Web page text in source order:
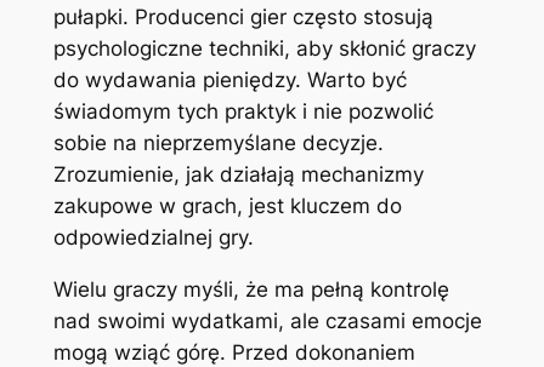
pułapki. Producenci gier często stosują
psychologiczne techniki, aby skłonić graczy
do wydawania pieniędzy. Warto być
świadomym tych praktyk i nie pozwolić
sobie na nieprzemyślane decyzje.
Zrozumienie, jak działają mechanizmy
zakupowe w grach, jest kluczem do
odpowiedzialnej gry.
Wielu graczy myśli, że ma pełną kontrolę
nad swoimi wydatkami, ale czasami emocje
mogą wziąć górę. Przed dokonaniem